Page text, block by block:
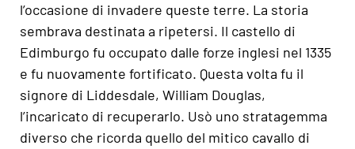
l’occasione di invadere queste terre. La storia
sembrava destinata a ripetersi. Il castello di
Edimburgo fu occupato dalle forze inglesi nel 1335
e fu nuovamente fortificato. Questa volta fu il
signore di Liddesdale, William Douglas,
l’incaricato di recuperarlo. Usò uno stratagemma
diverso che ricorda quello del mitico cavallo di